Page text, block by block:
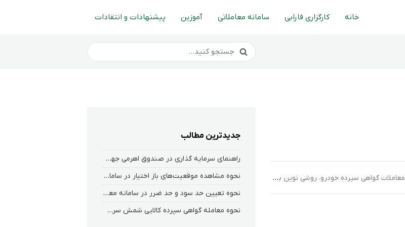
خانه کارگزاری فارابی سامانه معاملاتی آموزین پیشنهادات و انتقادات
معاملات گواهی سپرده خودرو، روشی نوین برای خرید و سرمایه‌گذاری در بازار خودرو از طریق بورس کالاست که شفافیت و سهولت را برای متقاضیان به همراه دارد. در این روش، خودروهای عرضه‌شده توسط شرکت‌های تولیدکننده به صورت گواهی‌های قابل معامله در بورس ارائه می‌شوند و هر گواهی معادل یک ده‌هزارم از یک خودرو است. به […]
جدیدترین مطالب
راهنمای سرمایه گذاری در صندوق اهرمی جهش
نحوه‌ مشاهده‌ موقعیت‌های باز اختیار در سامانه هلیوم و نکست
نحوه تعیین حد سود و حد ضرر در سامانه معاملاتی کارگزاری فارابی
نحوه معامله گواهی سپرده کالایی شمش سرب در فارابی